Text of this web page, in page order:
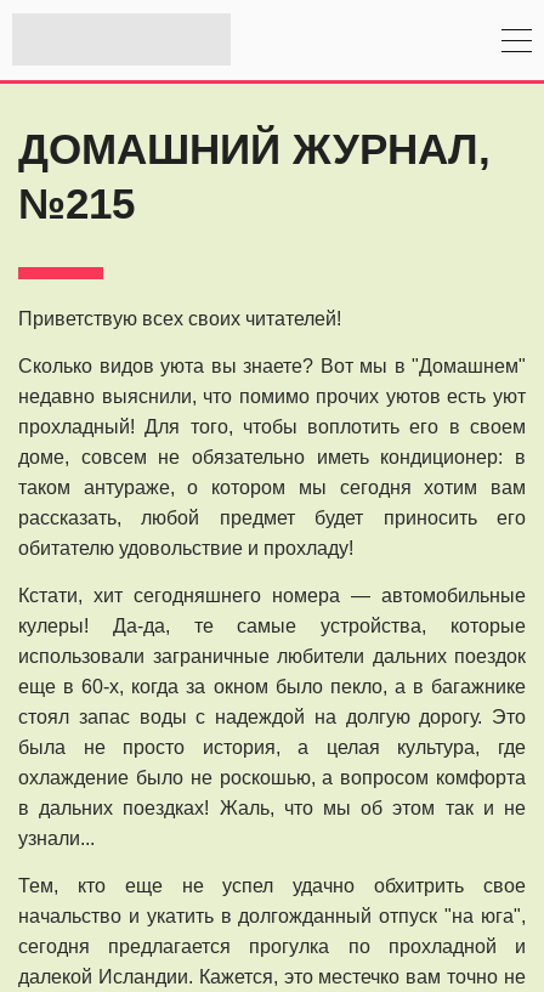
ДОМАШНИЙ ЖУРНАЛ,
№215
Приветствую всех своих читателей!
Сколько видов уюта вы знаете? Вот мы в "Домашнем"
недавно выяснили, что помимо прочих уютов есть уют
прохладный! Для того, чтобы воплотить его в своем
доме, совсем не обязательно иметь кондиционер: в
таком антураже, о котором мы сегодня хотим вам
рассказать, любой предмет будет приносить его
обитателю удовольствие и прохладу!
Кстати, хит сегодняшнего номера — автомобильные
кулеры! Да-да, те самые устройства, которые
использовали заграничные любители дальних поездок
еще в 60-х, когда за окном было пекло, а в багажнике
стоял запас воды с надеждой на долгую дорогу. Это
была не просто история, а целая культура, где
охлаждение было не роскошью, а вопросом комфорта
в дальних поездках! Жаль, что мы об этом так и не
узнали...
Тем, кто еще не успел удачно обхитрить свое
начальство и укатить в долгожданный отпуск "на юга",
сегодня предлагается прогулка по прохладной и
далекой Исландии. Кажется, это местечко вам точно не